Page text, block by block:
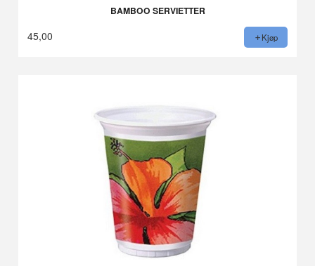
BAMBOO SERVIETTER
45,00 Kjøp